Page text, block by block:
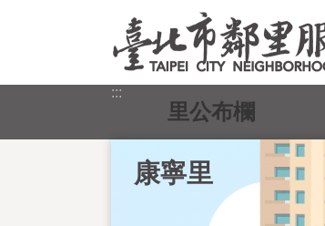
:::
康寧里
里公布欄